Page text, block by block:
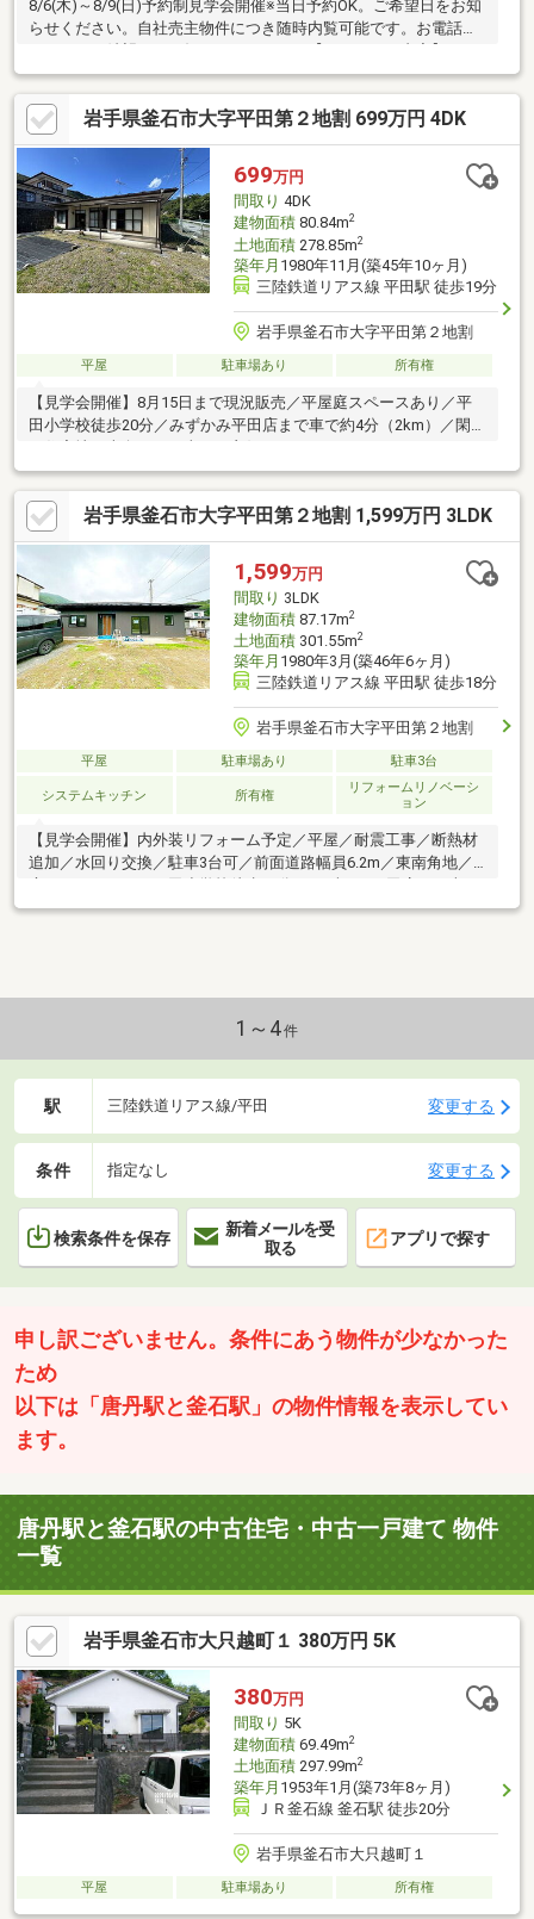
8/6(木)～8/9(日)予約制見学会開催※当日予約OK。ご希望日をお知
らせください。自社売主物件につき随時内覧可能です。お電話か
アリ工防除工事、クリーニング、鍵交換【おすすめポイント】シ
ロアリ防除工事施工後5年間保証お客様に合わせたローンの組み方
や金融機関をご提案。住宅ローンが初めての方でもお気軽にご相
談ください。
岩手県釜石市大字平田第２地割 699万円 4DK
699万円
間取り 4DK
建物面積80.84m2
土地面積278.85m2
築年月 1980年11月(築45年10ヶ月)
三陸鉄道リアス線 平田駅 徒歩19分
岩手県釜石市大字平田第２地割
平屋 駐車場あり 所有権
【見学会開催】8月15日まで現況販売／平屋庭スペースあり／平
田小学校徒歩20分／みずかみ平田店まで車で約4分（2km）／閑静
岩手県釜石市大字平田第２地割 1,599万円 3LDK
1,599万円
間取り 3LDK
建物面積87.17m2
土地面積301.55m2
築年月 1980年3月(築46年6ヶ月)
三陸鉄道リアス線 平田駅 徒歩18分
岩手県釜石市大字平田第２地割
平屋 駐車場あり 駐車3台
システムキッチン 所有権
リフォームリノベーシ
ョン
【見学会開催】内外装リフォーム予定／平屋／耐震工事／断熱材
追加／水回り交換／駐車3台可／前面道路幅員6.2m／東南角地／
4分（1.6ｋｍ…
1～4件
駅 三陸鉄道リアス線/平田 変更する
条件 指定なし 変更する
検索条件を保存
新着メールを受
取る
アプリで探す
申し訳ございません。条件にあう物件が少なかった
ため
以下は「唐丹駅と釜石駅」の物件情報を表示してい
ます。
唐丹駅と釜石駅の中古住宅・中古一戸建て 物件
一覧
岩手県釜石市大只越町１ 380万円 5K
380万円
間取り 5K
建物面積69.49m2
土地面積297.99m2
築年月 1953年1月(築73年8ヶ月)
ＪＲ釜石線 釜石駅 徒歩20分
岩手県釜石市大只越町１
平屋 駐車場あり 所有権